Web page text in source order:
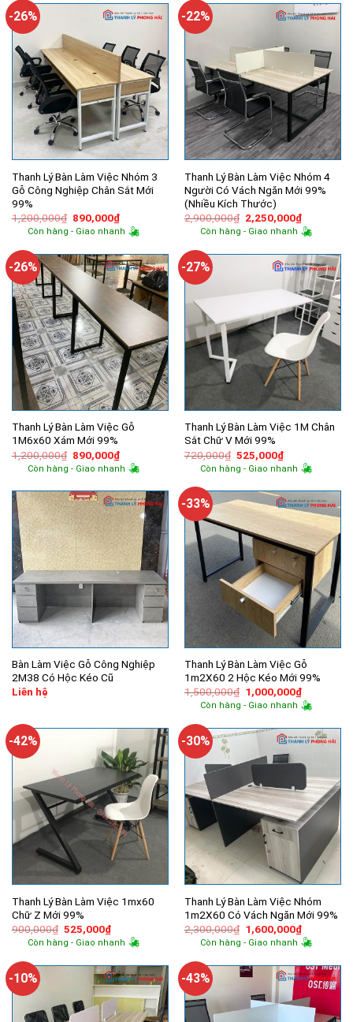
2,600,000₫.
-26%
Thanh Lý Bàn Làm Việc Nhóm 3
Gỗ Công Nghiệp Chân Sắt Mới
99%
1,200,000₫ Giá
gốc
là:
890,000₫Giá
hiện
tại
890,000₫.
Còn hàng - Giao nhanh
-22%
Thanh Lý Bàn Làm Việc Nhóm 4
Người Có Vách Ngăn Mới 99%
(Nhiều Kích Thước)
2,900,000₫ Giá
gốc
là:
2,250,000₫Giá
hiện
tại
Còn hàng - Giao nhanh
-26%
Thanh Lý Bàn Làm Việc Gỗ
1M6x60 Xám Mới 99%
1,200,000₫ Giá
gốc
là:
890,000₫Giá
hiện
tại
890,000₫.
Còn hàng - Giao nhanh
-27%
Thanh Lý Bàn Làm Việc 1M Chân
Sắt Chữ V Mới 99%
720,000₫ Giá
gốc
là:
525,000₫Giá
hiện
tại
525,000₫.
Còn hàng - Giao nhanh
Bàn Làm Việc Gỗ Công Nghiệp
2M38 Có Hộc Kéo Cũ
Liên hệ
-33%
Thanh Lý Bàn Làm Việc Gỗ
1m2X60 2 Hộc Kéo Mới 99%
1,500,000₫ Giá
gốc
là:
1,000,000₫Giá
hiện
tại
Còn hàng - Giao nhanh
-42%
Thanh Lý Bàn Làm Việc 1mx60
Chữ Z Mới 99%
900,000₫ Giá
gốc
là:
525,000₫Giá
hiện
tại
525,000₫.
Còn hàng - Giao nhanh
-30%
Thanh Lý Bàn Làm Việc Nhóm
1m2X60 Có Vách Ngăn Mới 99%
2,300,000₫ Giá
gốc
là:
1,600,000₫Giá
hiện
tại
Còn hàng - Giao nhanh
-10% -43%